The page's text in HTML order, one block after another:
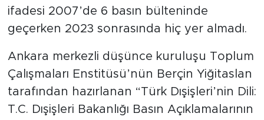
ifadesi 2007’de 6 basın bülteninde
geçerken 2023 sonrasında hiç yer almadı.
Ankara merkezli düşünce kuruluşu Toplum
Çalışmaları Enstitüsü’nün Berçin Yiğitaslan
tarafından hazırlanan “Türk Dışişleri’nin Dili:
T.C. Dışişleri Bakanlığı Basın Açıklamalarının